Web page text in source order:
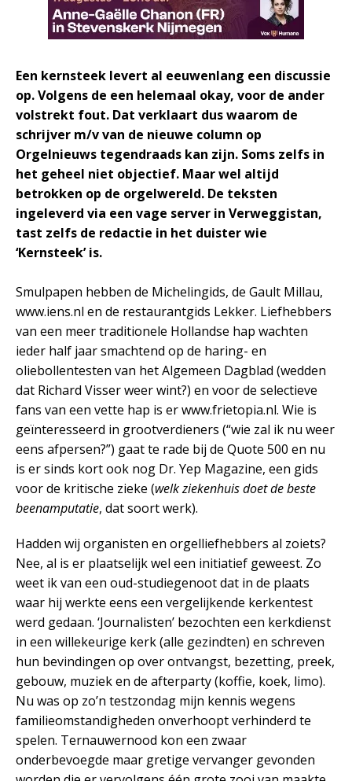
Een kernsteek levert al eeuwenlang een discussie
op. Volgens de een helemaal okay, voor de ander
volstrekt fout. Dat verklaart dus waarom de
schrijver m/v van de nieuwe column op
Orgelnieuws tegendraads kan zijn. Soms zelfs in
het geheel niet objectief. Maar wel altijd
betrokken op de orgelwereld. De teksten
ingeleverd via een vage server in Verweggistan,
tast zelfs de redactie in het duister wie
‘Kernsteek’ is.
Smulpapen hebben de Michelingids, de Gault Millau,
www.iens.nl en de restaurantgids Lekker. Liefhebbers
van een meer traditionele Hollandse hap wachten
ieder half jaar smachtend op de haring- en
oliebollentesten van het Algemeen Dagblad (wedden
dat Richard Visser weer wint?) en voor de selectieve
fans van een vette hap is er www.frietopia.nl. Wie is
geïnteresseerd in grootverdieners (“wie zal ik nu weer
eens afpersen?”) gaat te rade bij de Quote 500 en nu
is er sinds kort ook nog Dr. Yep Magazine, een gids
voor de kritische zieke (welk ziekenhuis doet de beste
beenamputatie, dat soort werk).
Hadden wij organisten en orgelliefhebbers al zoiets?
Nee, al is er plaatselijk wel een initiatief geweest. Zo
weet ik van een oud-studiegenoot dat in de plaats
waar hij werkte eens een vergelijkende kerkentest
werd gedaan. ‘Journalisten’ bezochten een kerkdienst
in een willekeurige kerk (alle gezindten) en schreven
hun bevindingen op over ontvangst, bezetting, preek,
gebouw, muziek en de afterparty (koffie, koek, limo).
Nu was op zo’n testzondag mijn kennis wegens
familieomstandigheden onverhoopt verhinderd te
spelen. Ternauwernood kon een zwaar
onderbevoegde maar gretige vervanger gevonden